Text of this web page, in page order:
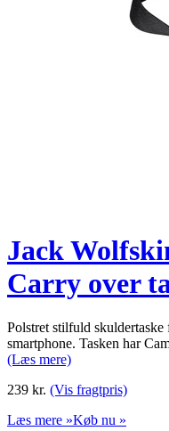
Jack
Carry over
Polstret stilfuld
smartphone. Tasken har
(Læs mere)
239 kr. (Vis fragtpris)
Læs mere »Køb nu »